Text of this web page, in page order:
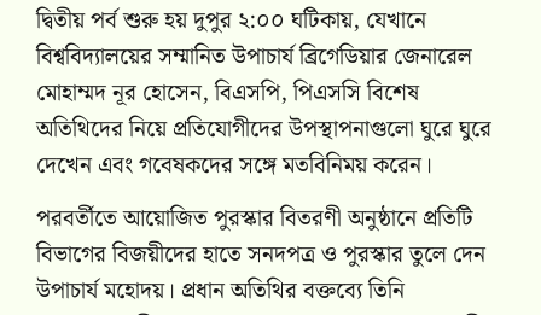
দ্বিতীয় পর্ব শুরু হয় দুপুর ২:০০ ঘটিকায়, যেখানে
বিশ্ববিদ্যালয়ের সম্মানিত উপাচার্য ব্রিগেডিয়ার জেনারেল
মোহাম্মদ নূর হোসেন, বিএসপি, পিএসসি বিশেষ
অতিথিদের নিয়ে প্রতিযোগীদের উপস্থাপনাগুলো ঘুরে ঘুরে
দেখেন এবং গবেষকদের সঙ্গে মতবিনিময় করেন।
পরবর্তীতে আয়োজিত পুরস্কার বিতরণী অনুষ্ঠানে প্রতিটি
বিভাগের বিজয়ীদের হাতে সনদপত্র ও পুরস্কার তুলে দেন
উপাচার্য মহোদয়। প্রধান অতিথির বক্তব্যে তিনি